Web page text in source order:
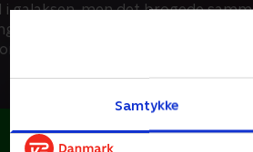
Samtykke
galaksen, men det brogede
på stjerneskibet Ghost,
sig selv, og bliver den gnist,